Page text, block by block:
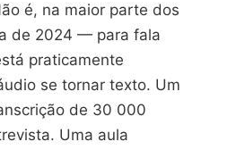
é, na maior parte dos
de 2024 — para fala
praticamente
se tornar texto. Um
de 30 000
Uma aula